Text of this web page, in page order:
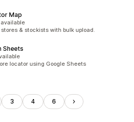
Map
& stockists with bulk upload.
Sheets
locator using Google Sheets
3 4 6